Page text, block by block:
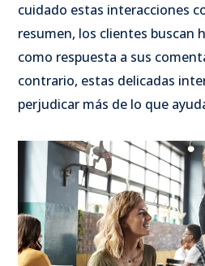
cuidado estas interacciones
resumen, los clientes buscan
como respuesta a sus
contrario, estas delicadas
perjudicar más de lo que